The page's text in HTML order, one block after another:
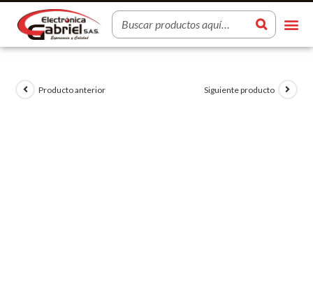
Producto anterior Siguiente producto